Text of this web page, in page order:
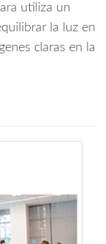
utiliza un
la luz en
claras en la